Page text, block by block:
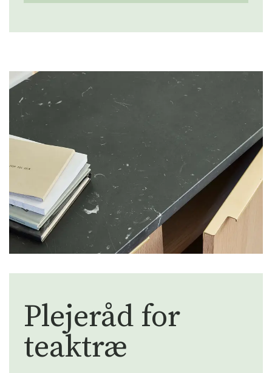
Plejeråd for
teaktræ